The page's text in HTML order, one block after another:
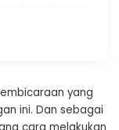
yang
ini. Dan sebagai